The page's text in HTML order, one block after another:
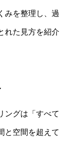
みを整理し、過
れた見方を紹介
ングは「すべて
と空間を超えて